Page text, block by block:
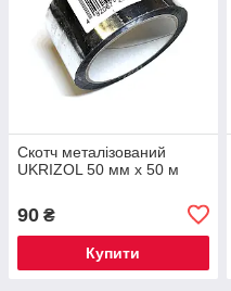
Скотч металізований
UKRIZOL 50 мм х 50 м
90 ₴
Купити